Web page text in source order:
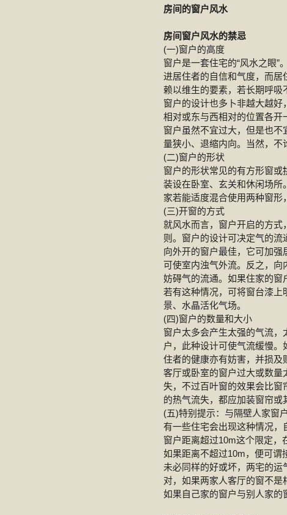
房间的窗户风水
房间窗户风水的禁忌
(一)窗户的高度
窗户是一套住宅的“风水之眼
进居住者的自信和气度，而居
赖以维生的要素，若长期呼吸
窗户的设计也多卜非越大越
相对或东与西相对的位置各开
窗户虽然不宜过大，但是也
量狭小、退缩内向。当然，不
(二)窗户的形状
窗户的形状常见的有方形窗
装设在卧室、玄关和休闲场
家若能适度混合使用两种窗形
(三)开窗的方式
就风水而言，窗户开启的方
则。窗户的设计可决定气的流
向外开的窗户最佳，它可加
可使室内浊气外流。反之，
妨碍气的流通。如果住家的窗
若有这种情况，可将窗台漆
景、水晶活化气场。
(四)窗户的数量和大小
窗户太多会产生太强的气流
户，此种设计可使气流缓慢
住者的健康亦有妨害，并损及
客厅或卧室的窗户过大或数
失，不过百叶窗的效果会比窗
的热气流失，都应加装窗帘或
(五)特别提示：与隔壁人家窗
有一些住宅会出现这种情况，
窗户距离超过10m这个限定，
如果距离不超过10m，便可谓
未必同样的好或坏，两宅的
对，如果两家人客厅的窗不是
如果自己家的窗户与别人家的